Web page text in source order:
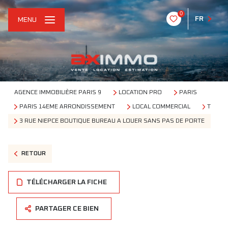
0
FR
MENU
AGENCE IMMOBILIÈRE PARIS 9 LOCATION PRO PARIS
PARIS 14EME ARRONDISSEMENT LOCAL COMMERCIAL T
3 RUE NIEPCE BOUTIQUE BUREAU A LOUER SANS PAS DE PORTE
RETOUR
TÉLÉCHARGER LA FICHE
PARTAGER CE BIEN